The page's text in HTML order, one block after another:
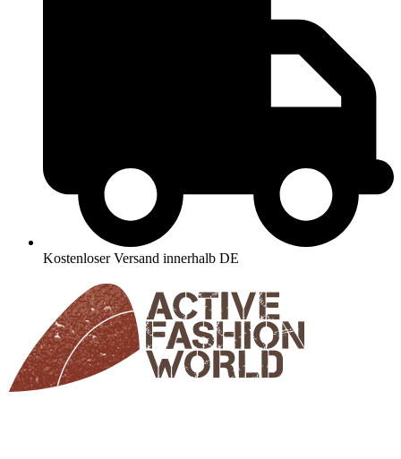
Kostenloser Versand innerhalb DE